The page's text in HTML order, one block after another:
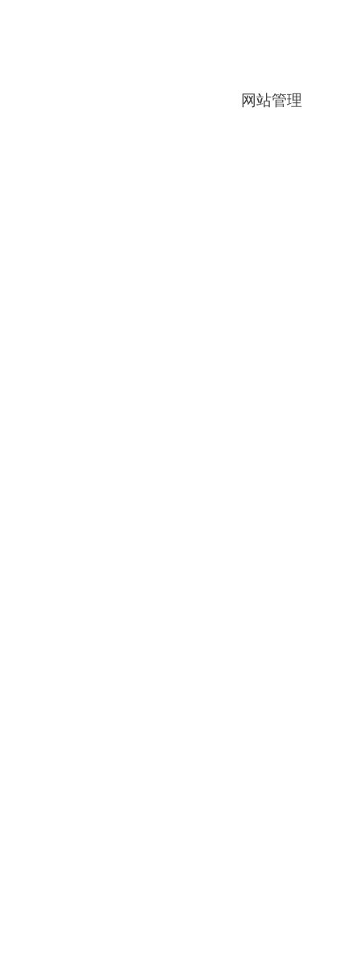
网站管理